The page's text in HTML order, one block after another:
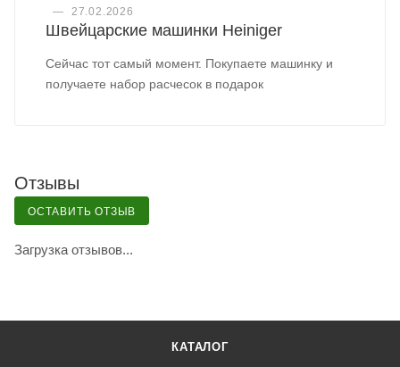
—
27.02.2026
Швейцарские машинки Heiniger
Сейчас тот самый момент. Покупаете машинку и
получаете набор расчесок в подарок
Отзывы
ОСТАВИТЬ ОТЗЫВ
Загрузка отзывов...
КАТАЛОГ